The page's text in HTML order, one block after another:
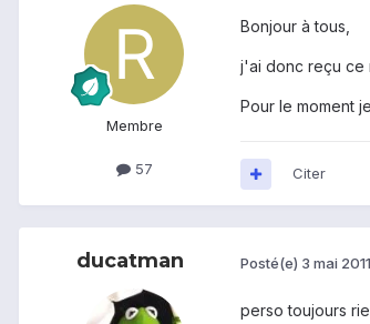
Membre
57
Bonjour à tous,
j'ai donc reçu ce
Pour le moment
Citer
ducatman Posté(e) 3 mai 2011
perso toujours